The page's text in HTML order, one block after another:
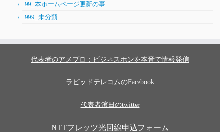
99_本ホームページ更新の事
999_未分類
代表者のアメブロ：ビジネスホンを本音で情報発信
ラピッドテレコムのFacebook
代表者濱田のtwitter
NTTフレッツ光回線申込フォーム